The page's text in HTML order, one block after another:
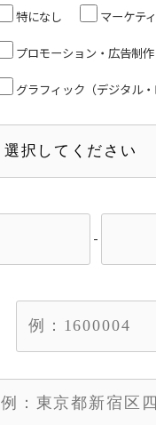
特になし マーケテ
プロモーション・広告制作
グラフィック（デジタル・
-